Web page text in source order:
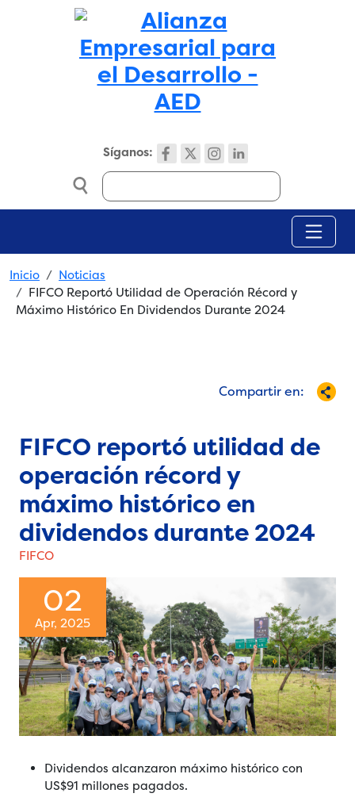
Skip to main content
Síganos:
Search
Breadcrumb
Inicio
Noticias
FIFCO Reportó Utilidad de Operación Récord y
Máximo Histórico En Dividendos Durante 2024
Compartir en:
FIFCO reportó utilidad de
operación récord y
máximo histórico en
dividendos durante 2024
FIFCO
02
Apr, 2025
Dividendos alcanzaron máximo histórico con
US$91 millones pagados.